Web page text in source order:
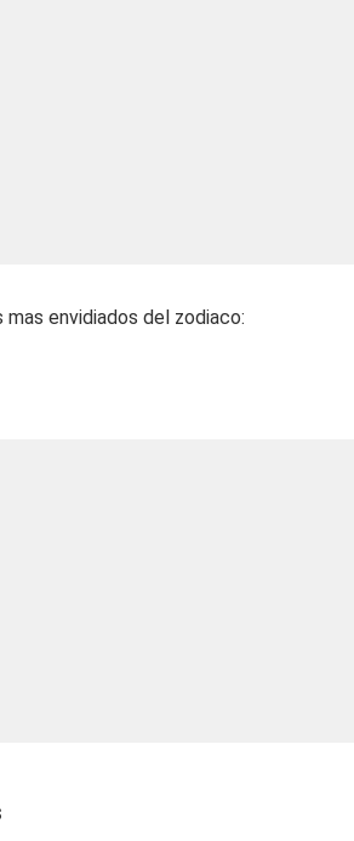
envidiados del zodiaco: